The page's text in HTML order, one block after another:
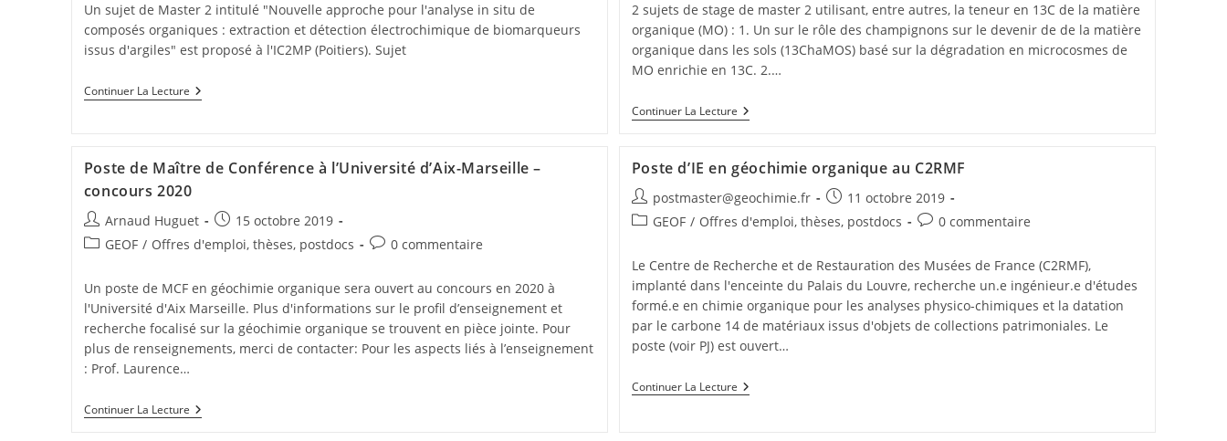
Un sujet de Master 2 intitulé "Nouvelle approche pour l'analyse in situ de
composés organiques : extraction et détection électrochimique de biomarqueurs
issus d'argiles" est proposé à l'IC2MP (Poitiers). Sujet
Continuer La Lecture
2 sujets de stage de master 2 utilisant, entre autres, la teneur en 13C de la matière
organique (MO) : 1. Un sur le rôle des champignons sur le devenir de de la matière
organique dans les sols (13ChaMOS) basé sur la dégradation en microcosmes de
MO enrichie en 13C. 2.…
Continuer La Lecture
Poste de Maître de Conférence à l’Université d’Aix-Marseille –
concours 2020
Arnaud Huguet
15 octobre 2019
GEOF / Offres d'emploi, thèses, postdocs 0 commentaire
Un poste de MCF en géochimie organique sera ouvert au concours en 2020 à
l'Université d'Aix Marseille. Plus d'informations sur le profil d’enseignement et
recherche focalisé sur la géochimie organique se trouvent en pièce jointe. Pour
plus de renseignements, merci de contacter: Pour les aspects liés à l’enseignement
: Prof. Laurence…
Continuer La Lecture
Poste d’IE en géochimie organique au C2RMF
postmaster@geochimie.fr
11 octobre 2019
GEOF / Offres d'emploi, thèses, postdocs 0 commentaire
Le Centre de Recherche et de Restauration des Musées de France (C2RMF),
implanté dans l'enceinte du Palais du Louvre, recherche un.e ingénieur.e d'études
formé.e en chimie organique pour les analyses physico-chimiques et la datation
par le carbone 14 de matériaux issus d'objets de collections patrimoniales. Le
poste (voir PJ) est ouvert…
Continuer La Lecture